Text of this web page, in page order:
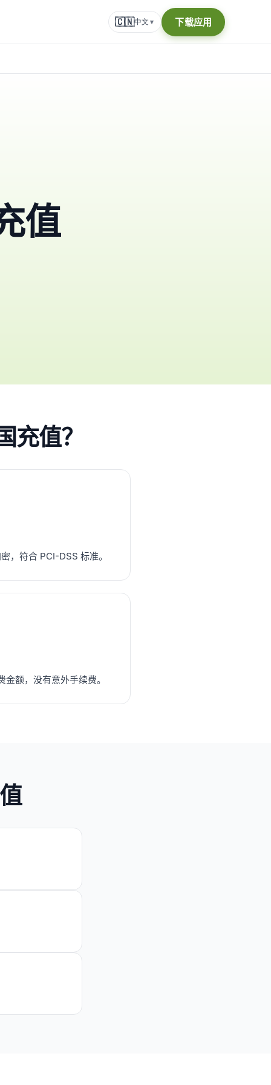
🇨🇳中文 ▾ 下载应用
值
值？
，符合 PCI-DSS 标准。
额，没有意外手续费。